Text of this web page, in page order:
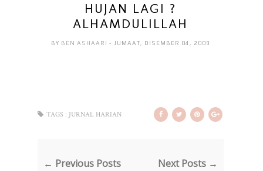
HUJAN LAGI ?
ALHAMDULILLAH
BY BEN ASHAARI - JUMAAT, DISEMBER 04, 2009
TAGS : JURNAL HARIAN
← Previous Posts Next Posts →